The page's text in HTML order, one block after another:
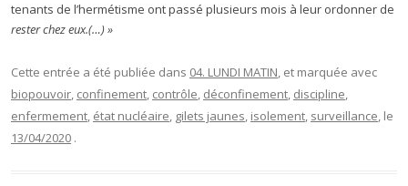
tenants de l’hermétisme ont passé plusieurs mois à leur ordonner de
rester chez eux.(…) »
Cette entrée a été publiée dans 04. LUNDI MATIN, et marquée avec
biopouvoir, confinement, contrôle, déconfinement, discipline,
enfermement, état nucléaire, gilets jaunes, isolement, surveillance, le
13/04/2020 .